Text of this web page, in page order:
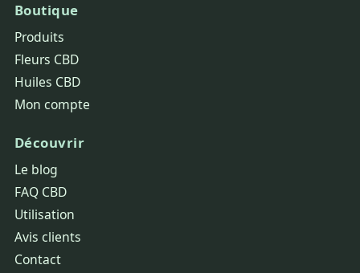
Boutique
Produits
Fleurs CBD
Huiles CBD
Mon compte
Découvrir
Le blog
FAQ CBD
Utilisation
Avis clients
Contact